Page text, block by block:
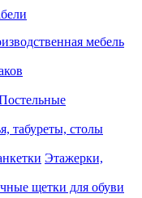
мебель
табуреты, столы
Этажерки,
щетки для обуви